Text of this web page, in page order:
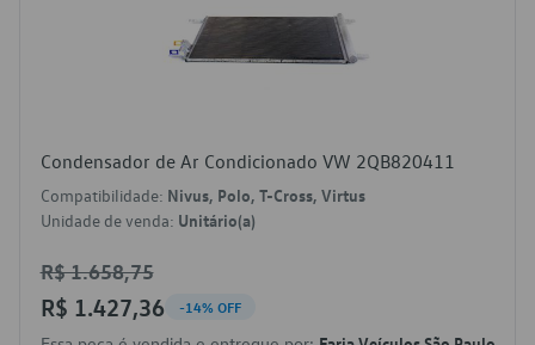
Condensador de Ar Condicionado VW 2QB820411
Compatibilidade: Nivus, Polo, T-Cross, Virtus
Unidade de venda: Unitário(a)
R$ 1.658,75
R$ 1.427,36 -14% OFF